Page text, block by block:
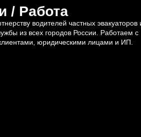
/ Работа
водителей частных эвакуаторов
из всех городов России. Работаем с
юридическими лицами и ИП.